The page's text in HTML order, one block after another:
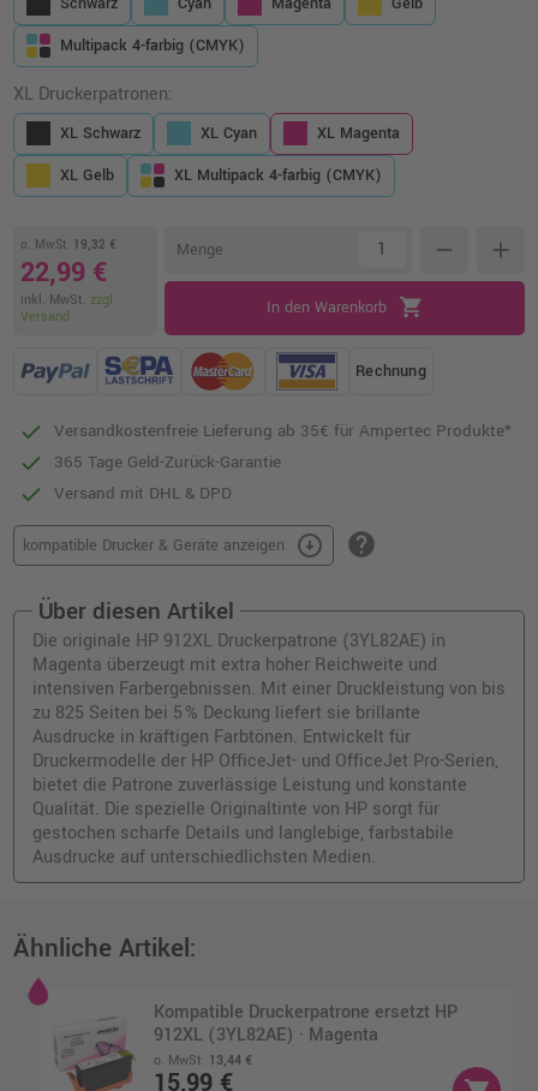
Multipack 4-farbig (CMYK)
XL Druckerpatronen:
XL Schwarz XL Cyan
XL Magenta
XL Gelb
XL Multipack 4-farbig (CMYK)
o. MwSt. 19,32 €
22,99 €
inkl. MwSt. zzgl.
Versand
Menge remove add
In den Warenkorb shopping_cart
Rechnung
Versandkostenfreie Lieferung ab 35€ für Ampertec Produkte*
365 Tage Geld-Zurück-Garantie
Versand mit DHL & DPD
kompatible Drucker & Geräte anzeigen arrow_circle_down help
Über diesen Artikel
Die originale HP 912XL Druckerpatrone (3YL82AE) in
Magenta überzeugt mit extra hoher Reichweite und
intensiven Farbergebnissen. Mit einer Druckleistung von bis
zu 825 Seiten bei 5 % Deckung liefert sie brillante
Ausdrucke in kräftigen Farbtönen. Entwickelt für
Druckermodelle der HP OfficeJet- und OfficeJet Pro-Serien,
bietet die Patrone zuverlässige Leistung und konstante
Qualität. Die spezielle Originaltinte von HP sorgt für
gestochen scharfe Details und langlebige, farbstabile
Ausdrucke auf unterschiedlichsten Medien.
Ähnliche Artikel:
Kompatible Druckerpatrone ersetzt HP
912XL (3YL82AE) · Magenta
o. MwSt. 13,44 €
15,99 €